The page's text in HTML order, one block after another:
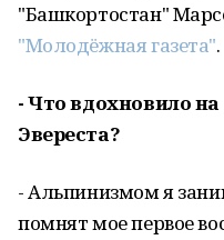
"Башкортостан"
"Молодёжная газета".
- Что вдохновило
Эвереста?
- Альпинизмом я
помнят мое первое